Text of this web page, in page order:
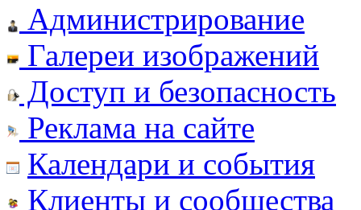
Администрирование
Галереи изображений
Доступ и безопасность
Реклама на сайте
Календари и события
Клиенты и сообщества